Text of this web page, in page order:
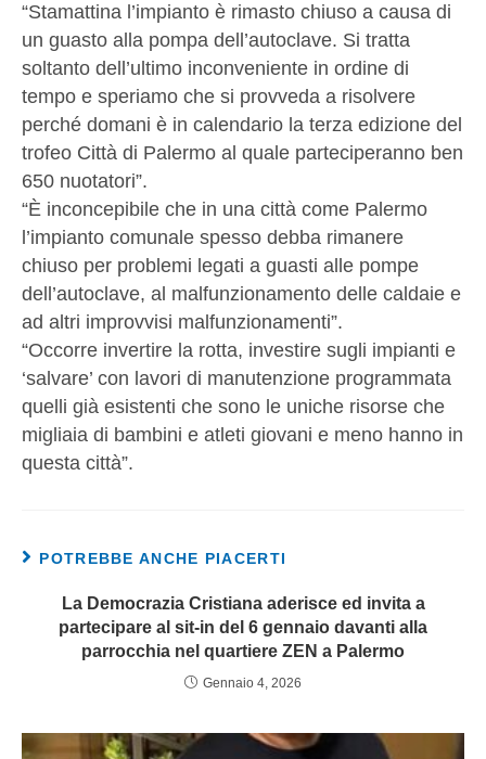
“Stamattina l’impianto è rimasto chiuso a causa di
un guasto alla pompa dell’autoclave. Si tratta
soltanto dell’ultimo inconveniente in ordine di
tempo e speriamo che si provveda a risolvere
perché domani è in calendario la terza edizione del
trofeo Città di Palermo al quale parteciperanno ben
650 nuotatori”.
“È inconcepibile che in una città come Palermo
l’impianto comunale spesso debba rimanere
chiuso per problemi legati a guasti alle pompe
dell’autoclave, al malfunzionamento delle caldaie e
ad altri improvvisi malfunzionamenti”.
“Occorre invertire la rotta, investire sugli impianti e
‘salvare’ con lavori di manutenzione programmata
quelli già esistenti che sono le uniche risorse che
migliaia di bambini e atleti giovani e meno hanno in
questa città”.
POTREBBE ANCHE PIACERTI
La Democrazia Cristiana aderisce ed invita a
partecipare al sit-in del 6 gennaio davanti alla
parrocchia nel quartiere ZEN a Palermo
Gennaio 4, 2026